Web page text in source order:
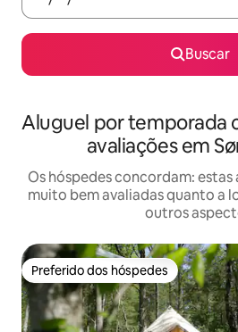
Buscar
Aluguel por temporada
avaliações em
Os hóspedes concordam:
muito bem avaliadas quanto a
outros
Preferido dos hóspedes
Preferido dos hóspedes